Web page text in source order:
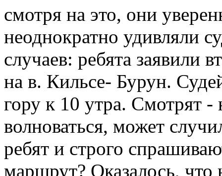
смотря на это, они
неоднократно удивляли
случаев: ребята
на в. Кильсе- Бурун.
гору к 10 утра. Смотрят -
волноваться, может
ребят и строго
маршрут? Оказалось,